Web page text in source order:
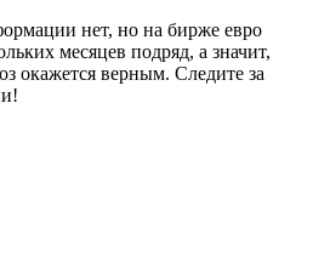
нет, но на бирже евро
месяцев подряд, а значит,
окажется верным. Следите за